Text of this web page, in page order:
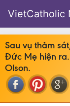
VietCatholic
Sau vụ thảm
Đức Mẹ hiện
Olson.